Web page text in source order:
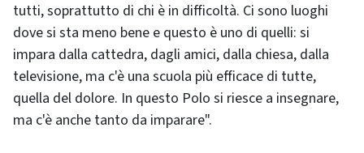
tutti, soprattutto di chi è in difficoltà. Ci sono luoghi
dove si sta meno bene e questo è uno di quelli: si
impara dalla cattedra, dagli amici, dalla chiesa, dalla
televisione, ma c'è una scuola più efficace di tutte,
quella del dolore. In questo Polo si riesce a insegnare,
ma c'è anche tanto da imparare".